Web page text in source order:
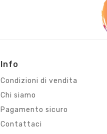
Info
Condizioni di vendita
Chi siamo
Pagamento sicuro
Contattaci